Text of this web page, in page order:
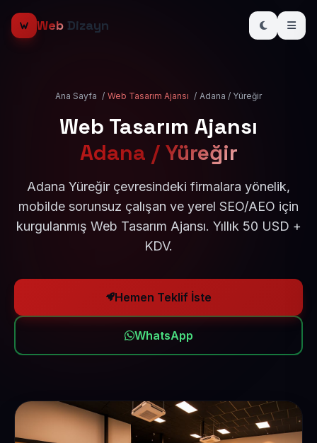
Web Dizayn
Ana Sayfa / Web Tasarım Ajansı / Adana / Yüreğir
Web Tasarım Ajansı
Adana / Yüreğir
Adana Yüreğir çevresindeki firmalara yönelik,
mobilde sorunsuz çalışan ve yerel SEO/AEO için
kurgulanmış Web Tasarım Ajansı. Yıllık 50 USD +
KDV.
Hemen Teklif İste
WhatsApp